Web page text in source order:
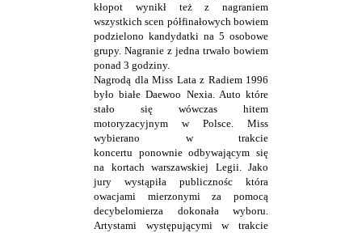
kłopot wynikł też z nagraniem
wszystkich scen półfinałowych bowiem
podzielono kandydatki na 5 osobowe
grupy. Nagranie z jedna trwało bowiem
ponad 3 godziny.
Nagrodą dla Miss Lata z Radiem 1996
było białe Daewoo Nexia. Auto które
stało się wówczas hitem
motoryzacyjnym w Polsce. Miss
wybierano w trakcie
koncertu ponownie odbywającym się
na kortach warszawskiej Legii. Jako
jury wystąpiła publicznośc która
owacjami mierzonymi za pomocą
decybelomierza dokonała wyboru.
Artystami występującymi w trakcie